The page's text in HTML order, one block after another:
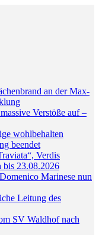
an der Max-
Verstöße auf –
wohlbehalten
beendet
Verdis
bis 23.08.2026
Marinese nun
Leitung des
SV Waldhof nach